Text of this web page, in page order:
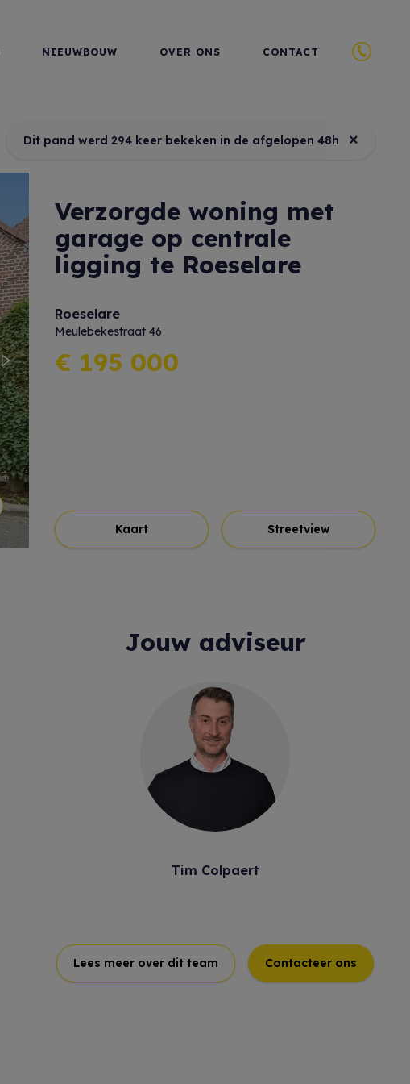
NIEUWBOUW OVER ONS CONTACT
Dit pand werd 294 keer bekeken in de afgelopen 48h
×
Next
Verzorgde woning met
garage op centrale
ligging te Roeselare
Roeselare
Meulebekestraat 46
€ 195 000
Kaart Streetview
Jouw adviseur
Tim Colpaert
Lees meer over dit team Contacteer ons